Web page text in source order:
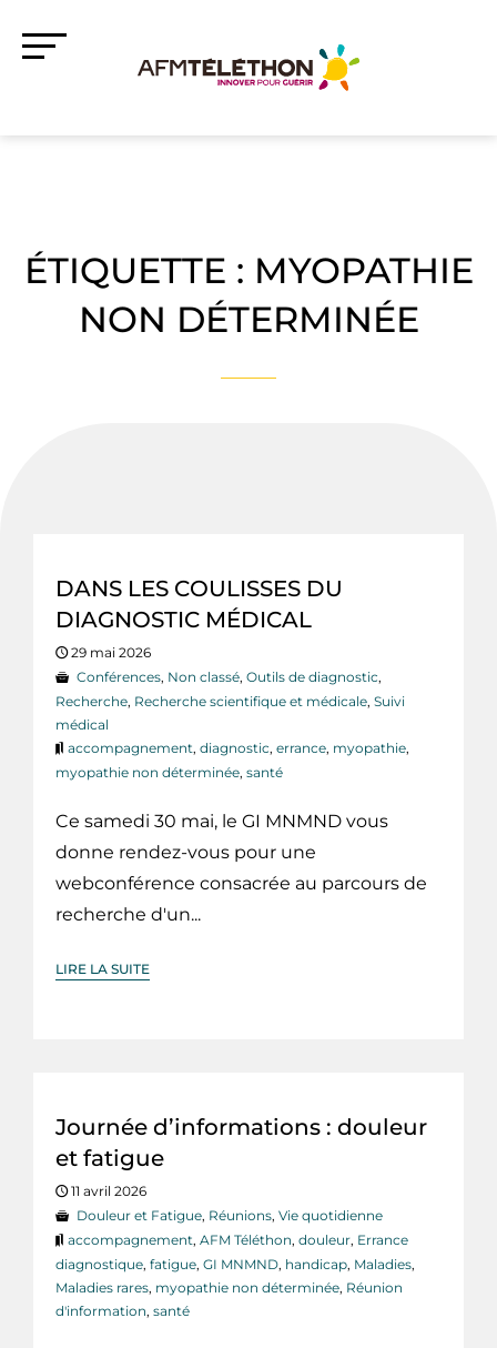
ÉTIQUETTE : MYOPATHIE
NON DÉTERMINÉE
DANS LES COULISSES DU
DIAGNOSTIC MÉDICAL
29 mai 2026
Conférences, Non classé, Outils de diagnostic,
Recherche, Recherche scientifique et médicale, Suivi
médical
accompagnement, diagnostic, errance, myopathie,
myopathie non déterminée, santé
Ce samedi 30 mai, le GI MNMND vous
donne rendez-vous pour une
webconférence consacrée au parcours de
recherche d'un...
LIRE LA SUITE
Journée d’informations : douleur
et fatigue
11 avril 2026
Douleur et Fatigue, Réunions, Vie quotidienne
accompagnement, AFM Téléthon, douleur, Errance
diagnostique, fatigue, GI MNMND, handicap, Maladies,
Maladies rares, myopathie non déterminée, Réunion
d'information, santé